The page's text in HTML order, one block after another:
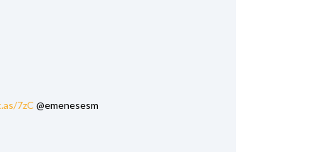
7zC @emenesesm